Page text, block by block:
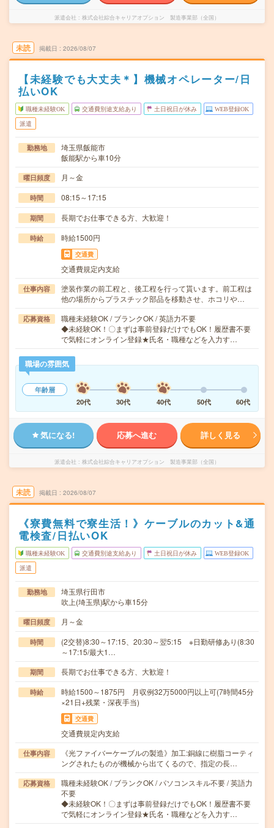
派遣会社 株式会社綜合キャリアオプション 製造事業部（全国）
未読 掲載日 2026/08/07
【未経験でも大丈夫＊】機械オペレーター/日
払いOK
職種未経験OK 交通費別途支給あり 土日祝日が休み WEB登録OK
派遣
勤務地
埼玉県飯能市
飯能駅から車10分
曜日頻度 月～金
時間 08:15～17:15
期間 長期でお仕事できる方、大歓迎！
時給 時給1500円
交通費
交通費規定内支給
仕事内容
塗装作業の前工程と、後工程を行って貰います。前工程は
他の場所からプラスチック部品を移動させ、ホコリや…
応募資格
職種未経験OK / ブランクOK / 英語力不要
◆未経験OK！〇まずは事前登録だけでもOK！履歴書不要
で気軽にオンライン登録★氏名・職種などを入力す…
職場の雰囲気
年齢層
20代
30代 40代 50代 60代
気になる! 応募へ進む 詳しく見る
派遣会社 株式会社綜合キャリアオプション 製造事業部（全国）
未読 掲載日 2026/08/07
《寮費無料で寮生活！》ケーブルのカット&通
電検査/日払いOK
職種未経験OK 交通費別途支給あり 土日祝日が休み WEB登録OK
派遣
勤務地
埼玉県行田市
吹上(埼玉県)駅から車15分
曜日頻度 月～金
時間
(2交替)8:30～17:15、20:30～翌5:15 ※日勤研修あり(8:30
～17:15/最大1…
期間 長期でお仕事できる方、大歓迎！
時給
時給1500～1875円 月収例32万5000円以上可(7時間45分
×21日+残業・深夜手当)
交通費
交通費規定内支給
仕事内容
《光ファイバーケーブルの製造》加工:銅線に樹脂コーティ
ングされたものが機械から出てくるので、指定の長…
応募資格
職種未経験OK / ブランクOK / パソコンスキル不要 / 英語力
不要
◆未経験OK！〇まずは事前登録だけでもOK！履歴書不要
で気軽にオンライン登録★氏名・職種などを入力す…